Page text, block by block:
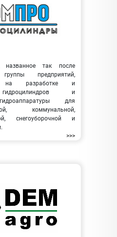
так после
группы предприятий,
на разработке и
и
для
коммунальной,
снегоуборочной и
>>>